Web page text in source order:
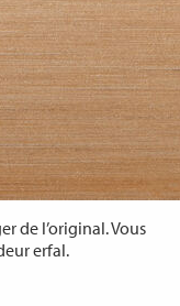
de l’original. Vous
erfal.